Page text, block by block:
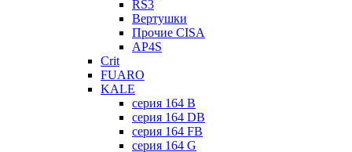
RS3
Вертушки
Прочие CISA
AP4S
Crit
FUARO
KALE
серия 164 B
серия 164 DB
серия 164 FB
серия 164 G